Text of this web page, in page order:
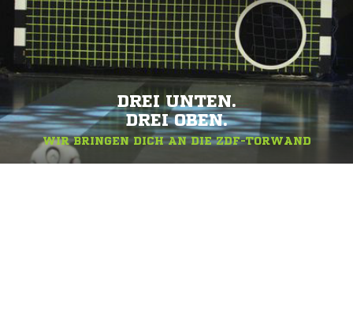
DREI UNTEN.
DREI OBEN.
WIR BRINGEN DICH AN DIE ZDF-TORWAND